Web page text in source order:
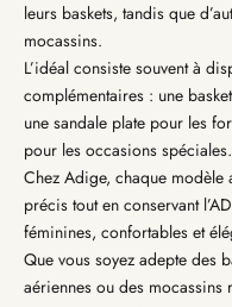
leurs baskets, tandis que
mocassins.
L’idéal consiste souvent à
complémentaires : une
une sandale plate pour les
pour les occasions spéciales.
Chez Adige, chaque
précis tout en conservant
féminines, confortables et
Que vous soyez adepte des
aériennes ou des mocassins